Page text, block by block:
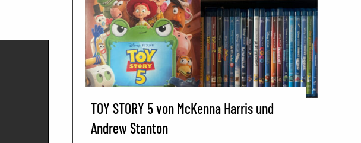
TOY STORY 5 von McKenna Harris und
Andrew Stanton